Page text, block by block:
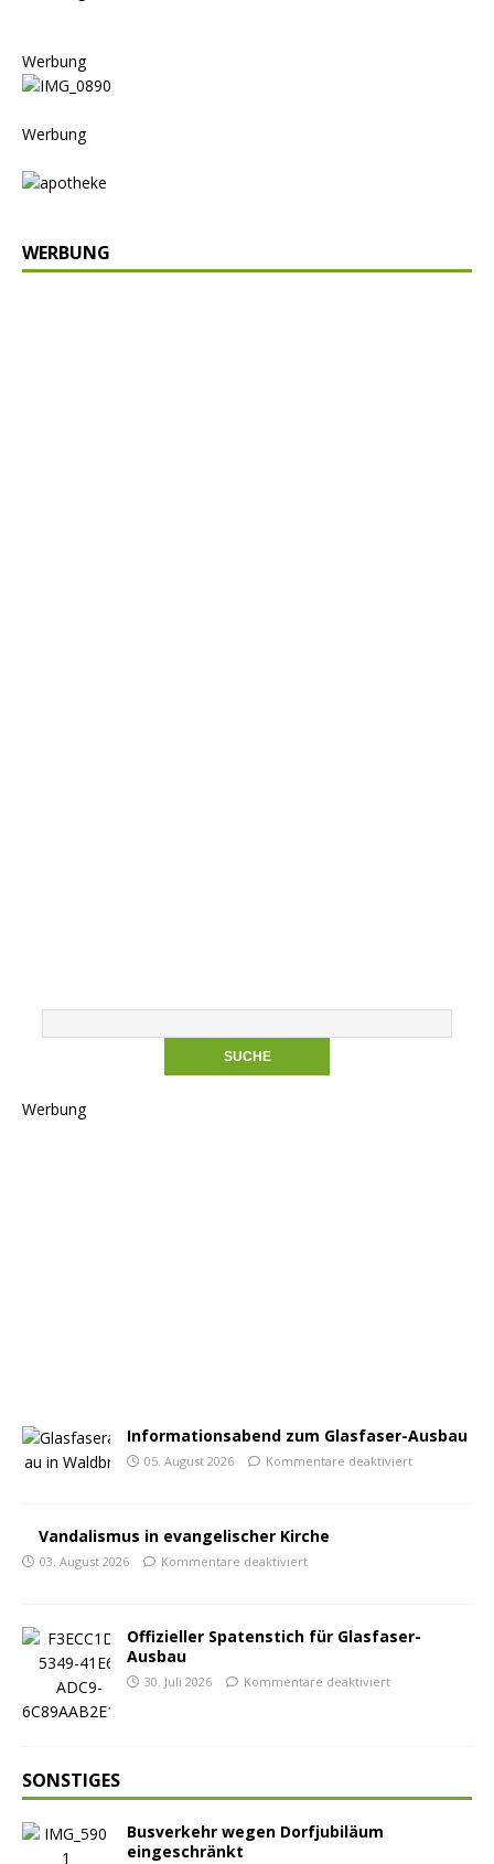
Werbung
Werbung
WERBUNG
Werbung
Informationsabend zum Glasfaser-Ausbau
05. August 2026 Kommentare deaktiviert
Vandalismus in evangelischer Kirche
03. August 2026 Kommentare deaktiviert
Offizieller Spatenstich für Glasfaser-
Ausbau
30. Juli 2026 Kommentare deaktiviert
SONSTIGES
Busverkehr wegen Dorfjubiläum
eingeschränkt